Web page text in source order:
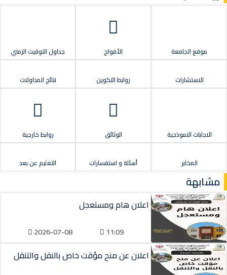
موقع الجامعة الأفواج جداول التوقيت الزمني
الاستشارات روابط التكوين نتائج المداولات
الاجابات النموذجية الوثائق روابط خارجية
المخابر أسئلة و استفسارات التعليم عن بعد
مشابهة
اعلان هام ومستعجل
11:09
2026-07-08
اعلان عن منح مؤقت خاص بالنقل والتنقل